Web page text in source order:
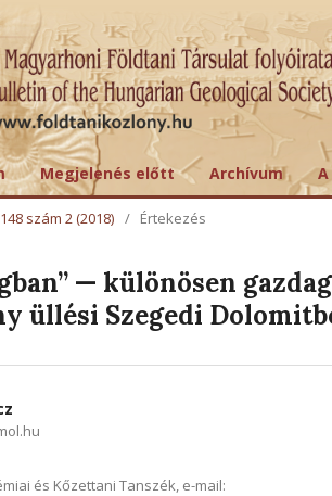
Megjelenés előtt Archívum
szám 2 (2018) / Értekezés
— különösen
üllési Szegedi
és Kőzettani Tanszék, e-mail: